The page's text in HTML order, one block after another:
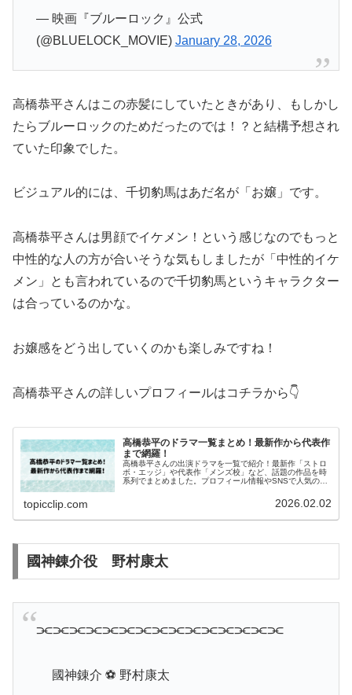
— 映画『ブルーロック』公式
(@BLUELOCK_MOVIE) January 28, 2026
高橋恭平さんはこの赤髪にしていたときがあり、もしかし
たらブルーロックのためだったのでは！？と結構予想され
ていた印象でした。
ビジュアル的には、千切豹馬はあだ名が「お嬢」です。
高橋恭平さんは男顔でイケメン！という感じなのでもっと
中性的な人の方が合いそうな気もしましたが「中性的イケ
メン」とも言われているので千切豹馬というキャラクター
は合っているのかな。
お嬢感をどう出していくのかも楽しみですね！
高橋恭平さんの詳しいプロフィールはコチラから👇
高橋恭平のドラマ一覧まとめ！最新作から代表作
まで網羅！
高橋恭平さんの出演ドラマを一覧で紹介！最新作「ストロ
ボ・エッジ」や代表作「メンズ校」など、話題の作品を時
系列でまとめました。プロフィール情報やSNSで人気の理
topicclip.com 2026.02.02
國神錬介役 野村康太
⫘⫘⫘⫘⫘⫘⫘⫘⫘⫘⫘⫘⫘⫘⫘
國神錬介 ⚽ 野村康太